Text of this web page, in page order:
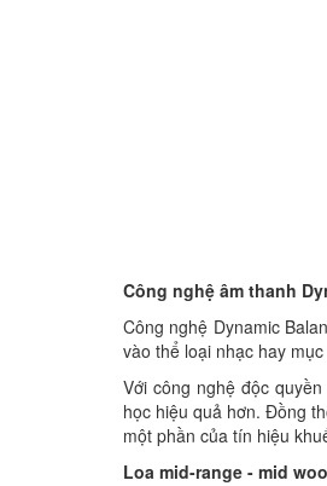
Công nghệ âm thanh
Công nghệ Dynamic
vào thể loại nhạc hay
Với công nghệ độc
học hiệu quả hơn. Đồng
một phần của tín hiệu
Loa mid-range - mid